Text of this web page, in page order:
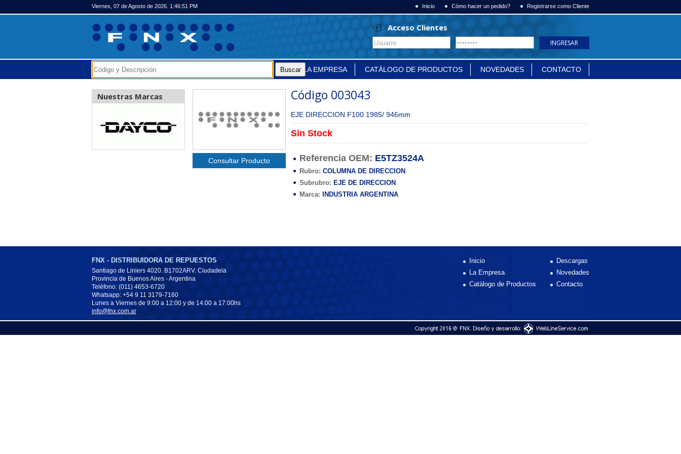
Viernes, 07 de Agosto de 2026. 1:46:51 PM Registrarse como Cliente
Cómo hacer un pedido?
Inicio
Acceso Clientes
LA EMPRESA CATÁLOGO DE PRODUCTOS NOVEDADES CONTACTO
Nuestras Marcas
Consultar Producto
Código 003043
EJE DIRECCION F100 1985/ 946mm
Sin Stock
Referencia OEM: E5TZ3524A
Rubro: COLUMNA DE DIRECCION
Subrubro: EJE DE DIRECCION
Marca:
INDUSTRIA ARGENTINA
FNX - DISTRIBUIDORA DE REPUESTOS
Santiago de Liniers 4020. B1702ARV. Ciudadela
Provincia de Buenos Aires - Argentina
Teléfono: (011) 4653-6720
Whatsapp: +54 9 11 3179-7160
Lunes a Viernes de 9:00 a 12:00 y de 14:00 a 17:00hs
info@fnx.com.ar
Inicio
La Empresa
Catálogo de Productos
Descargas
Novedades
Contacto